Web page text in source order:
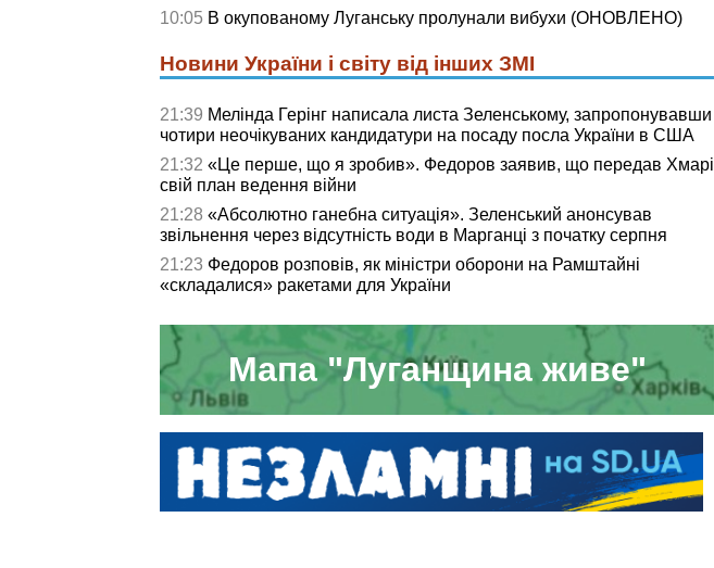
10:05 В окупованому Луганську пролунали вибухи (ОНОВЛЕНО)
Новини України і світу від інших ЗМІ
21:39 Мелінда Герінг написала листа Зеленському, запропонувавши
чотири неочікуваних кандидатури на посаду посла України в США
21:32 «Це перше, що я зробив». Федоров заявив, що передав Хмарі
свій план ведення війни
21:28 «Абсолютно ганебна ситуація». Зеленський анонсував
звільнення через відсутність води в Марганці з початку серпня
21:23 Федоров розповів, як міністри оборони на Рамштайні
«складалися» ракетами для України
Мапа "Луганщина живе"